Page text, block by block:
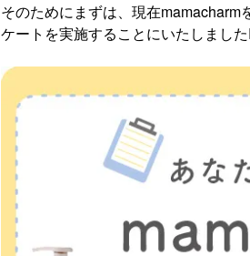
そのためにまずは、現在
ケートを実施することにいたしました